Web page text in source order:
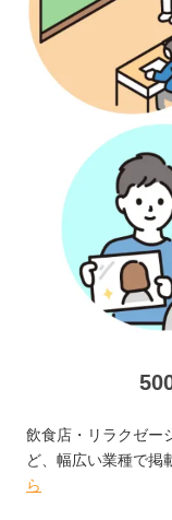
飲食店・リラクゼー
ど、幅広い業種で掲
ら